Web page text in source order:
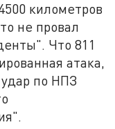
километров
не провал
Что 811
атака,
по НПЗ